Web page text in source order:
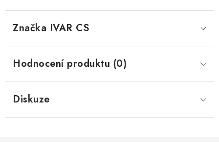
Značka IVAR CS
Hodnocení produktu (0)
Diskuze